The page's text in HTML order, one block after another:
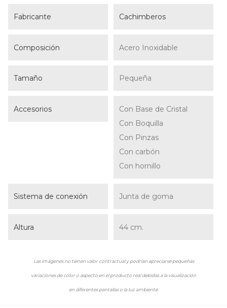
Fabricante Cachimberos
Composición Acero Inoxidable
Tamaño Pequeña
Accesorios
Con Base de Cristal
Con Boquilla
Con Pinzas
Con carbón
Con hornillo
Sistema de conexión Junta de goma
Altura 44 cm.
Las imágenes no tienen valor contractual y podrían apreciarse pequeñas
variaciones de color o aspecto en el producto real debidas a la visualización
en diferentes pantallas o la luz ambiente.